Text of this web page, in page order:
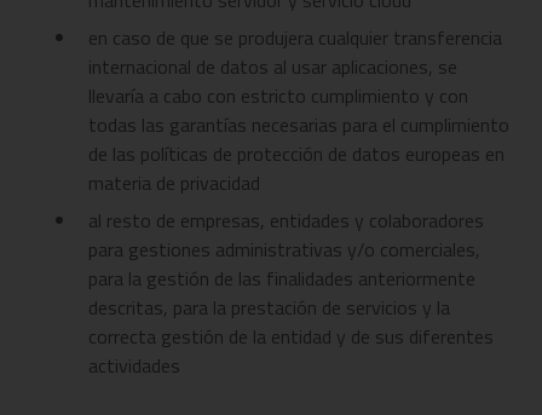
en caso de que se produjera cualquier transferencia
internacional de datos al usar aplicaciones, se
llevaría a cabo con estricto cumplimiento y con
todas las garantías necesarias para el cumplimiento
de las políticas de protección de datos europeas en
materia de privacidad
al resto de empresas, entidades y colaboradores
para gestiones administrativas y/o comerciales,
para la gestión de las finalidades anteriormente
descritas, para la prestación de servicios y la
correcta gestión de la entidad y de sus diferentes
actividades